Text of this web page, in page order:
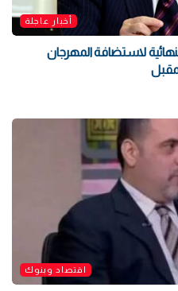
أخبار عاجلة
لاستضافة المهرجان
اقتصاد وبنوك